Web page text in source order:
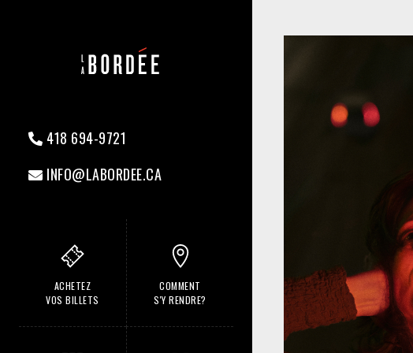
418 694-9721
INFO@LABORDEE.CA
ACHETEZ
VOS BILLETS
COMMENT
S'Y RENDRE?